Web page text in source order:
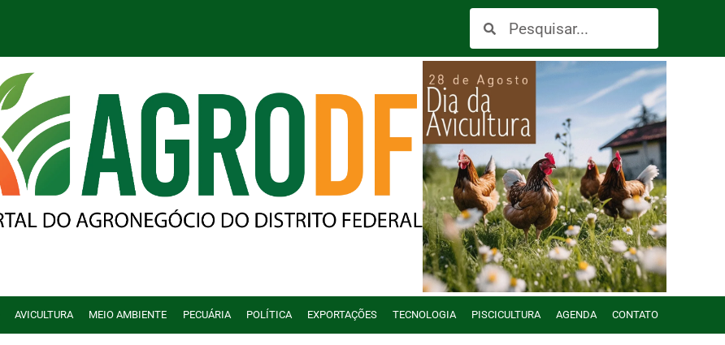
AVICULTURA MEIO AMBIENTE PECUÁRIA POLÍTICA EXPORTAÇÕES TECNOLOGIA PISCICULTURA AGENDA CONTATO